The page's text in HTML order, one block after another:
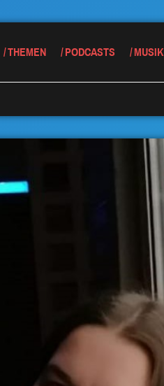
THEMEN PODCASTS MUSIK